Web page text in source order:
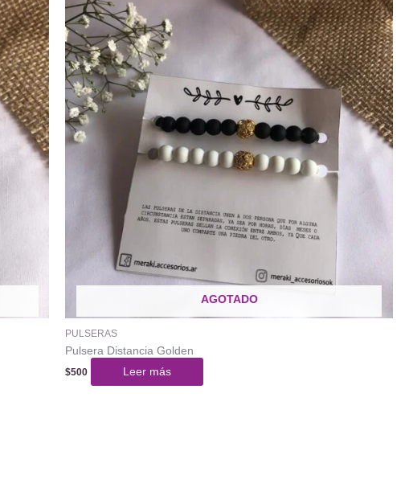
AGOTADO
PULSERAS
Pulsera Distancia Golden
$500 Leer más